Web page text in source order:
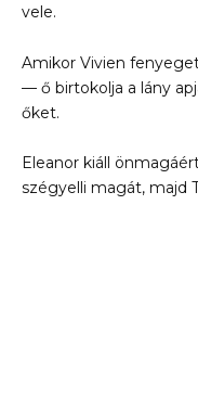
vele.
Amikor Vivien
— ő birtokolja a lány
őket.
Eleanor kiáll
szégyelli magát, majd